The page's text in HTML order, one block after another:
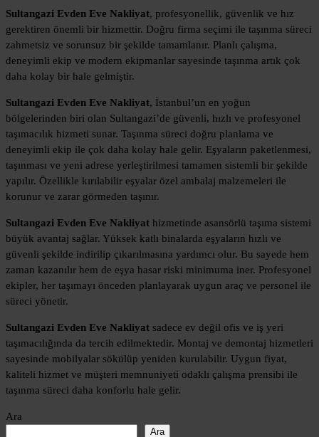
Sultangazi Evden Eve Nakliyat, profesyonellik, güvenlik ve hız
gerektiren önemli bir hizmettir. Doğru firma seçimi ile taşınma süreci
zahmetsiz ve sorunsuz bir şekilde tamamlanır. Planlı çalışma,
deneyimli ekip ve modern ekipmanlar sayesinde taşınma artık çok
daha kolay bir hale gelmiştir.
Sultangazi Evden Eve Nakliyat, İstanbul’un en yoğun
bölgelerinden biri olan Sultangazi’de güvenli, hızlı ve profesyonel
taşımacılık hizmeti sunar. Taşınma süreci doğru planlama ve
deneyimli ekip ile çok daha kolay hale gelir. Eşyaların paketlenmesi,
taşınması ve yeni adrese yerleştirilmesi tamamen sistemli bir şekilde
yapılır. Özellikle kırılabilir eşyalar özel ambalaj malzemeleri ile
korunur ve zarar görmeden taşınır.
Sultangazi Evden Eve Nakliyat hizmetinde asansörlü taşıma sistemi
büyük avantaj sağlar. Yüksek katlı binalarda eşyaların hızlı ve
güvenli şekilde indirilip çıkarılmasına yardımcı olur. Bu sayede hem
zaman kazanılır hem de eşya hasar riski minimuma iner. Profesyonel
ekipler, her taşımayı önceden planlayarak uygun araç ve personel ile
süreci yönetir.
Sultangazi Evden Eve Nakliyat sadece ev değil ofis ve iş yeri
taşımacılığında da tercih edilmektedir. Montaj ve demontaj hizmetleri
sayesinde mobilyalar sökülüp yeniden kurulabilir. Uygun fiyat,
kaliteli hizmet ve müşteri memnuniyeti odaklı çalışma prensibi ile
taşınma süreci daha konforlu hale gelir.
Ara
Ara